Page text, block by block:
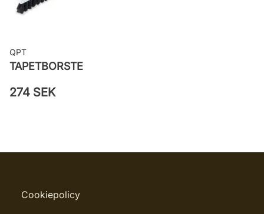
QPT
TAPETBORSTE
274 SEK
Cookiepolicy